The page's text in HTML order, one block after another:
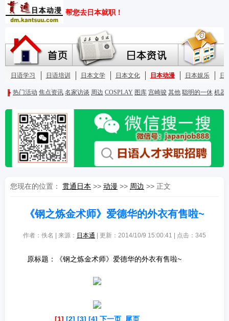
您现在的位置： 贯通日本 >> 动漫 >> 周边 >> 正文
《钢之炼金术师》爱德华的外衣有售啦~
作者：佚名 | 来源： 日本通 | 更新：2014/10/9 15:00:41 | 点击： 345
原标题：《钢之炼金术师》爱德华的外衣有售啦~
[1] [2] [3] [4] 下一页 尾页